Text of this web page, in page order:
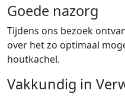
Goede nazorg
Tijdens ons bezoek
over het zo optimaal
houtkachel.
Vakkundig in